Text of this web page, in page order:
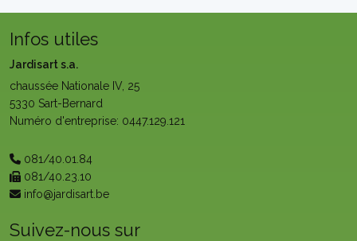
Infos utiles
Jardisart s.a.
chaussée Nationale IV, 25
5330 Sart-Bernard
Numéro d'entreprise: 0447.129.121
081/40.01.84
081/40.23.10
info@jardisart.be
Suivez-nous sur